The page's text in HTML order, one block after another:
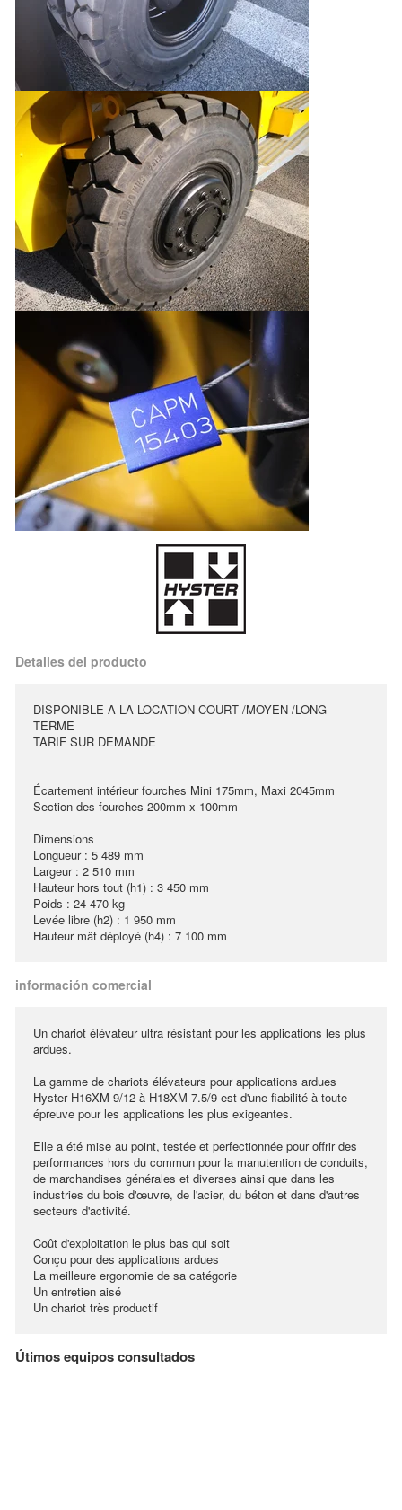
Detalles del producto
DISPONIBLE A LA LOCATION COURT /MOYEN /LONG
TERME
TARIF SUR DEMANDE
Écartement intérieur fourches Mini 175mm, Maxi 2045mm
Section des fourches 200mm x 100mm
Dimensions
Longueur : 5 489 mm
Largeur : 2 510 mm
Hauteur hors tout (h1) : 3 450 mm
Poids : 24 470 kg
Levée libre (h2) : 1 950 mm
Hauteur mât déployé (h4) : 7 100 mm
información comercial
Un chariot élévateur ultra résistant pour les applications les plus
ardues.
La gamme de chariots élévateurs pour applications ardues
Hyster H16XM-9/12 à H18XM-7.5/9 est d'une fiabilité à toute
épreuve pour les applications les plus exigeantes.
Elle a été mise au point, testée et perfectionnée pour offrir des
performances hors du commun pour la manutention de conduits,
de marchandises générales et diverses ainsi que dans les
industries du bois d'œuvre, de l'acier, du béton et dans d'autres
secteurs d'activité.
Coût d'exploitation le plus bas qui soit
Conçu pour des applications ardues
La meilleure ergonomie de sa catégorie
Un entretien aisé
Un chariot très productif
Útimos equipos consultados